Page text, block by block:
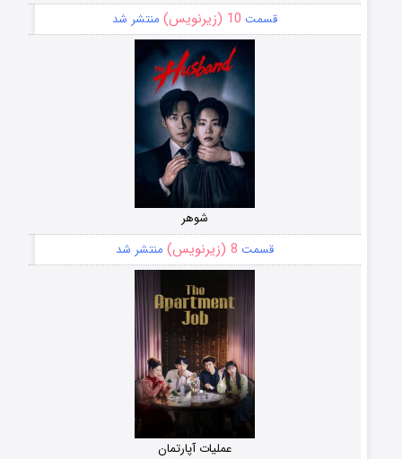
قسمت 10 (زیرنویس) منتشر شد
شوهر
قسمت 8 (زیرنویس) منتشر شد
عملیات آپارتمان